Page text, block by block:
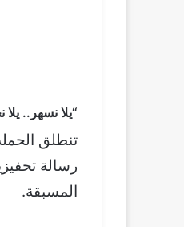
“يلا نسهر..
تنطلق
رسالة
المسبقة.